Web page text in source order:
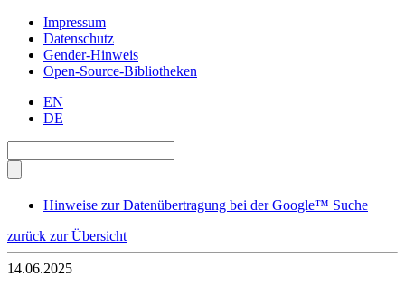
Impressum
Datenschutz
Gender-Hinweis
Open-Source-Bibliotheken
EN
DE
Hinweise zur Datenübertragung bei der Google™ Suche
zurück zur Übersicht
14.06.2025